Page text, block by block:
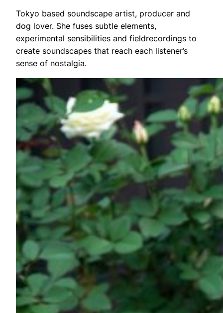
Tokyo based soundscape artist, producer and
dog lover. She fuses subtle elements,
experimental sensibilities and fieldrecordings to
create soundscapes that reach each listener’s
sense of nostalgia.